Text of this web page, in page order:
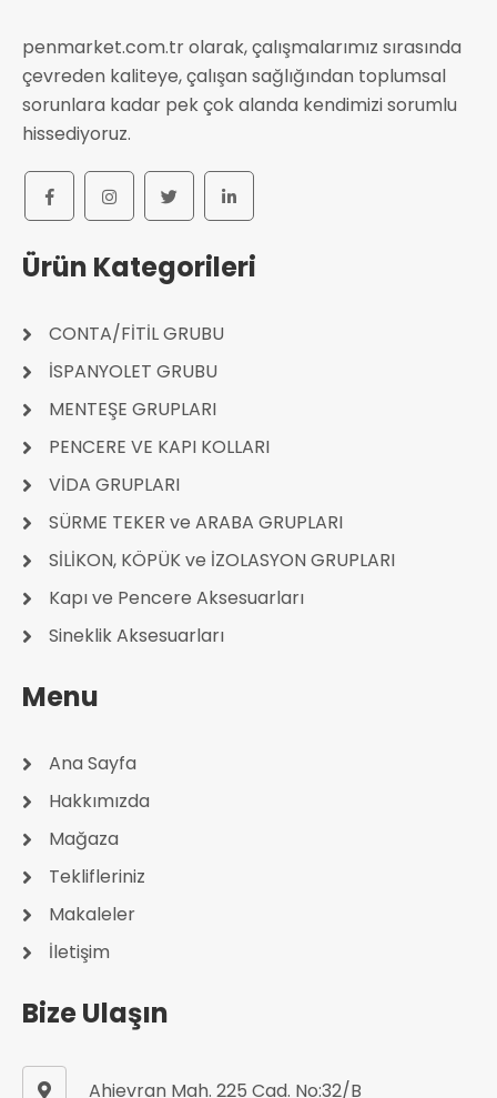
penmarket.com.tr olarak, çalışmalarımız sırasında
çevreden kaliteye, çalışan sağlığından toplumsal
sorunlara kadar pek çok alanda kendimizi sorumlu
hissediyoruz.
Ürün Kategorileri
CONTA/FİTİL GRUBU
İSPANYOLET GRUBU
MENTEŞE GRUPLARI
PENCERE VE KAPI KOLLARI
VİDA GRUPLARI
SÜRME TEKER ve ARABA GRUPLARI
SİLİKON, KÖPÜK ve İZOLASYON GRUPLARI
Kapı ve Pencere Aksesuarları
Sineklik Aksesuarları
Menu
Ana Sayfa
Hakkımızda
Mağaza
Teklifleriniz
Makaleler
İletişim
Bize Ulaşın
Ahievran Mah. 225 Cad. No:32/B